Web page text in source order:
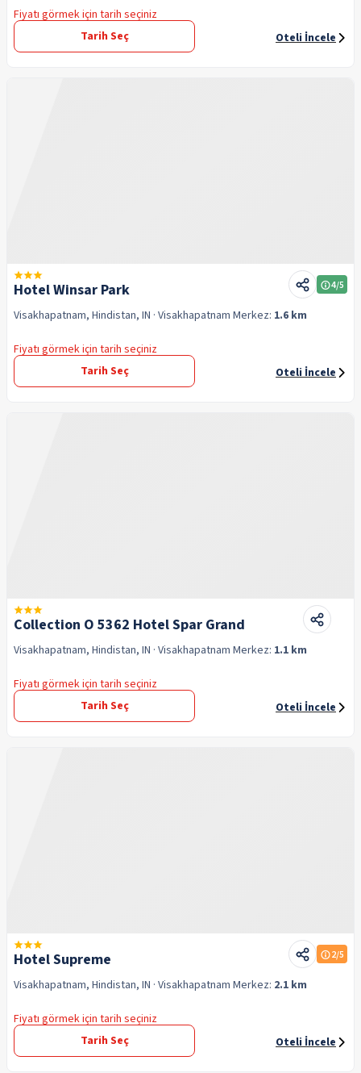
Fiyatı görmek için tarih seçiniz
Tarih Seç
Oteli İncele
Hotel Winsar Park 4/5
Visakhapatnam, Hindistan, IN · Visakhapatnam Merkez: 1.6 km
Fiyatı görmek için tarih seçiniz
Tarih Seç
Oteli İncele
Collection O 5362 Hotel Spar Grand
Visakhapatnam, Hindistan, IN · Visakhapatnam Merkez: 1.1 km
Fiyatı görmek için tarih seçiniz
Tarih Seç
Oteli İncele
Hotel Supreme 2/5
Visakhapatnam, Hindistan, IN · Visakhapatnam Merkez: 2.1 km
Fiyatı görmek için tarih seçiniz
Tarih Seç
Oteli İncele